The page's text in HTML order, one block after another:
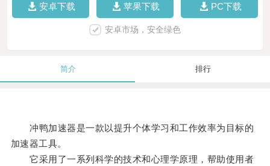
安卓下载 苹果下载 PC下载
安卓市场，安全绿色
简介 排行
冲鸭加速器是一款以提升个体学习和工作效率为目标的
加速器工具。
它采用了一系列科学的技术和心理学原理，帮助使用者